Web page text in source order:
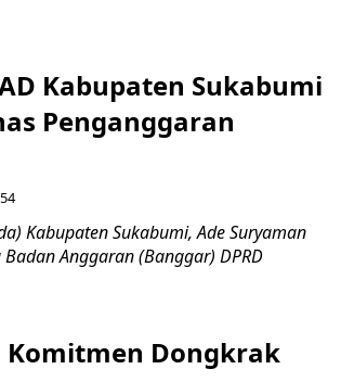
Kabupaten Sukabumi
Penganggaran
Kabupaten Sukabumi, Ade Suryaman
Anggaran (Banggar) DPRD
Komitmen Dongkrak